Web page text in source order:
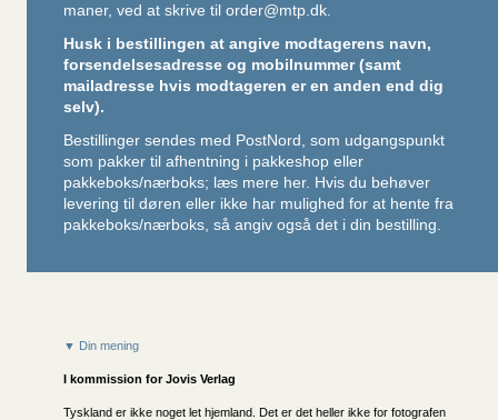
maner, ved at skrive til order@mtp.dk.
Husk i bestillingen at angive modtagerens navn,
forsendelsesadresse og mobilnummer (samt
mailadresse hvis modtageren er en anden end dig
selv).
Bestillinger sendes med PostNord, som udgangspunkt
som pakker til afhentning i pakkeshop eller
pakkeboks/nærboks; læs mere her. Hvis du behøver
levering til døren eller ikke har mulighed for at hente fra
pakkeboks/nærboks, så angiv også det i din bestilling.
▼ Din mening
I kommission forJovis Verlag
Tyskland er ikke noget let hjemland. Det er det heller ikke for fotografen